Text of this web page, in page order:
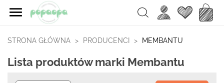
 Search Ulubione
STRONA GŁÓWNA PRODUCENCI MEMBANTU
Lista produktów marki Membantu